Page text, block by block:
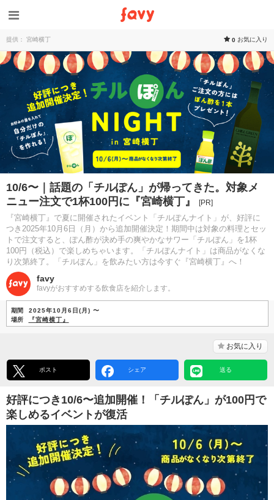
提供： 宮崎横丁 0 お気に入り
10/6〜｜話題の「チルぽん」が帰ってきた。対象メ
ニュー注文で1杯100円に『宮崎横丁』
[PR]
『宮崎横丁』で夏に開催されたイベント「チルぽんナイト」が、好評に
つき2025年10月6日（月）から追加開催決定！期間中は対象の料理とセッ
トで注文すると、ぽん酢が決め手の爽やかなサワー「チルぽん」を1杯
100円（税込）で楽しめちゃいます。「チルぽんナイト」は商品がなくな
り次第終了。「チルぽん」を飲みたい方は今すぐ『宮崎横丁』へ！
favy
favyがおすすめする飲食店を紹介します。
期間
2025年10月6日(月) 〜
場所
『宮崎横丁』
お気に入り
ポスト シェア 送る
好評につき10/6〜追加開催！「チルぽん」が100円で
楽しめるイベントが復活